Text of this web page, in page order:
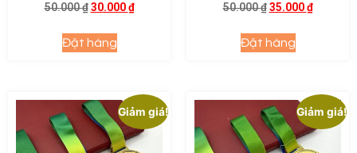
50.000₫ 30.000₫
Đặt hàng
50.000₫ 35.000₫
Đặt hàng
Giảm giá! Giảm giá!